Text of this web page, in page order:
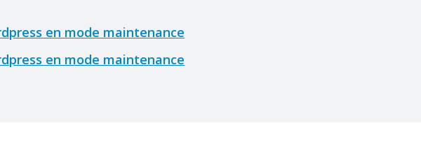
en mode maintenance
en mode maintenance